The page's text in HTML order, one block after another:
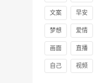
文案 早安
梦想 爱情
画面 直播
自己 视频